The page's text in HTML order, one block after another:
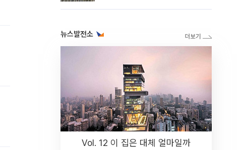
뉴스발전소
Vol. 12 이 집은 대체 얼마일까